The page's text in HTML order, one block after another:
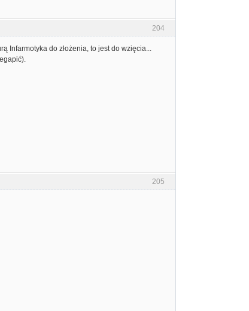
204
Infarmotyka do złożenia, to jest do wzięcia...
205